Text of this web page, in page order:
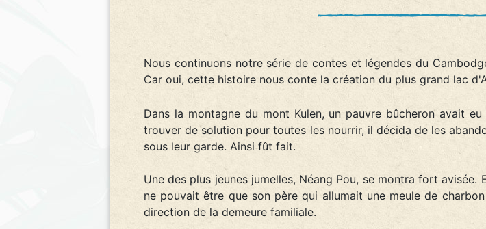
Nous continuons notre série de contes et légendes du
Car oui, cette histoire nous conte la création du plus grand lac
Dans la montagne du mont Kulen, un pauvre bûcheron avait
trouver de solution pour toutes les nourrir, il décida de les
sous leur garde. Ainsi fût fait.
Une des plus jeunes jumelles, Néang Pou, se montra fort
ne pouvait être que son père qui allumait une meule de
direction de la demeure familiale.